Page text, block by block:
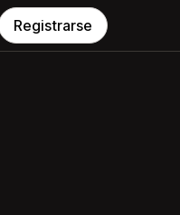
Registrarse